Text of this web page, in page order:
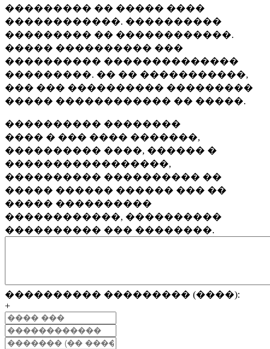
��������� �� ����� ����
������������. ����������
��������� �� ������������.
����� ���������� ���
���������� ��������������
���������. �� �� �����������,
��� ��� ���������� ���������
����� ������������ �� �����.
���������� ��������
���� � ��� ���� �������,
���������� ����, ������ �
�����������������,
���������� ���������� ��
����� ������ ������ ��� ��
����� ����������
������������, ����������
���������� ��� ��������.
���������� ��������� (����):
+